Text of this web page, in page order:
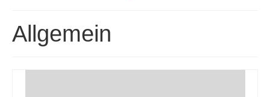
Allgemein